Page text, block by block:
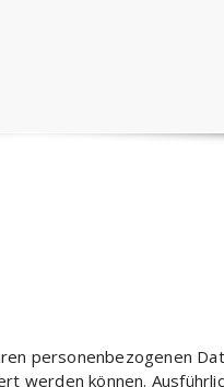
personenbezogenen
werden können.